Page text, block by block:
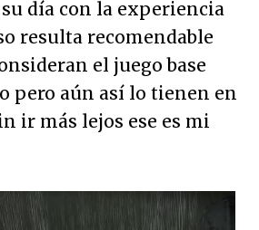
día con la experiencia
resulta recomendable
el juego base
pero aún así lo tienen en
ir más lejos ese es mi